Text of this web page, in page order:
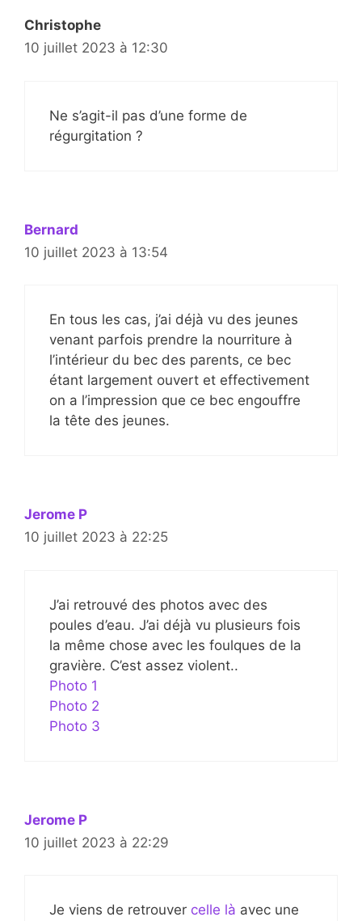
Christophe
10 juillet 2023 à 12:30
Ne s’agit-il pas d’une forme de
régurgitation ?
Bernard
10 juillet 2023 à 13:54
En tous les cas, j’ai déjà vu des jeunes
venant parfois prendre la nourriture à
l’intérieur du bec des parents, ce bec
étant largement ouvert et effectivement
on a l’impression que ce bec engouffre
la tête des jeunes.
Jerome P
10 juillet 2023 à 22:25
J’ai retrouvé des photos avec des
poules d’eau. J’ai déjà vu plusieurs fois
la même chose avec les foulques de la
gravière. C’est assez violent..
Photo 1
Photo 2
Photo 3
Jerome P
10 juillet 2023 à 22:29
Je viens de retrouver celle là avec une